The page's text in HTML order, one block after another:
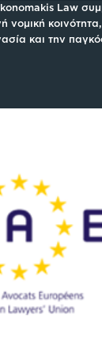
Law
νομική κοινότητα,
και την